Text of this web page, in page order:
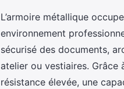
L’armoire métallique
environnement
sécurisé des documents,
atelier ou vestiaires. Grâce
résistance élevée, une